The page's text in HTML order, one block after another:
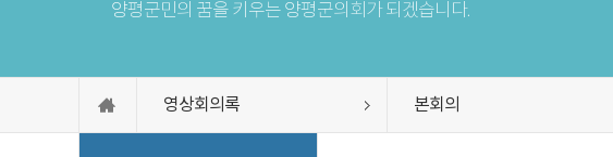
양평군민의 꿈을 키우는 양평군의회가 되겠습니다.
영상회의록 본회의